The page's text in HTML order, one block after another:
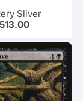
Sliver
513.00